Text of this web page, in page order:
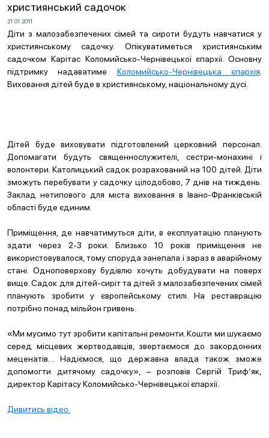
християнський садочок
21.01.2011
Діти з малозабезпечених сімей та сироти будуть навчатися у
християнському садочку. Опікуватиметься християнським
садочком Карітас Коломийсько-Чернівецької єпархії. Основну
підтримку надаватиме Коломийсько-Чернівецька єпархія
Виховання дітей буде в християнському, національному дусі.
Дітей буде виховувати підготовлений церковний персонал.
Допомагати будуть священнослужителі, сестри-монахині і
волонтери. Католицький садок розрахований на 100 дітей. Діти
зможуть перебувати у садочку цілодобово, 7 днів на тиждень.
Заклад нетипового для міста виховання в Івано-Франківській
області буде єдиним.
Приміщення, де навчатимуться діти, в експлуатацію планують
здати через 2-3 роки. Близько 10 років приміщення не
використовувалося, тому споруда занепала і зараз в аварійному
стані. Одноповерхову будівлю хочуть добудувати на поверх
вище. Садок для дітей-сиріт та дітей з малозабезпечених сімей
планують зробити у європейському стилі. На реставрацію
потрібно понад мільйон гривень.
«Ми мусимо тут зробити капітальні ремонти. Кошти ми шукаємо
серед місцевих жертводавців, звертаємося до закордонних
меценатів… Надіємося, що державна влада також зможе
допомогти дитячому садочку», – розповів Сергій Триф’як,
директор Карітасу Коломийсько-Чернівецької єпархії.
Дивитись відео.